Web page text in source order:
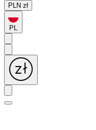
PLN zł
PL